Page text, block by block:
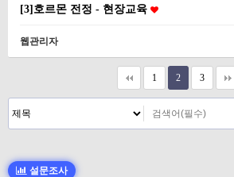
[3]호르몬 전정 - 현장교육
웹관리자
1 2 3
설문조사